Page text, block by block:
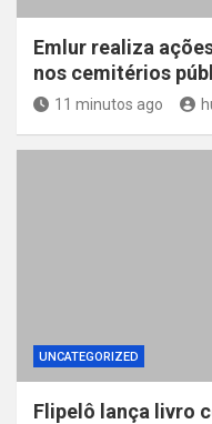
Emlur realiza
nos cemitérios
11 minutos ago
UNCATEGORIZED
Flipelô lança livro